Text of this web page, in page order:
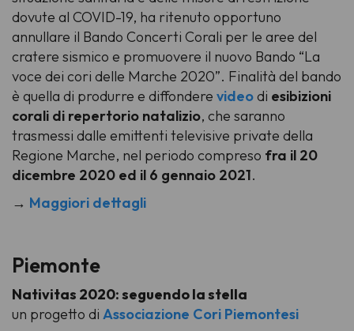
dovute al COVID-19, ha ritenuto opportuno
annullare il Bando Concerti Corali per le aree del
cratere sismico e promuovere il nuovo Bando “La
voce dei cori delle Marche 2020”. Finalità del bando
è quella di produrre e diffondere videodi esibizioni
corali di repertorio natalizio, che saranno
trasmessi dalle emittenti televisive private della
Regione Marche, nel periodo compreso fra il 20
dicembre 2020 ed il 6 gennaio 2021.
→ Maggiori dettagli
Piemonte
Nativitas 2020: seguendo la stella
un progetto di Associazione Cori Piemontesi